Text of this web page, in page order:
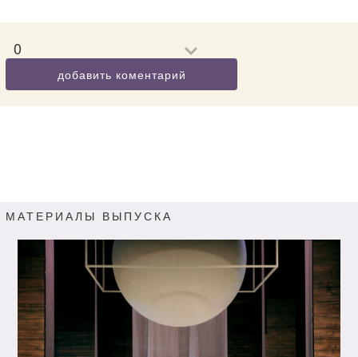
0
добавить коментарий
МАТЕРИАЛЫ ВЫПУСКА